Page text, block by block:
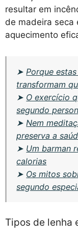
resultar em
de madeira seca
aquecimento
➤ Porque
transformam
➤ O exercício
segundo
➤ Nem
preserva a
➤ Um barman
calorias
➤ Os mitos
segundo
Tipos de lenha